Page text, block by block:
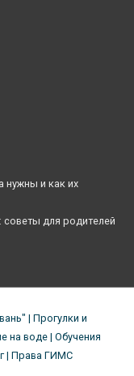
нужны и как их
советы для родителей
| Прогулки и
на воде | Обучения
| Права ГИМС